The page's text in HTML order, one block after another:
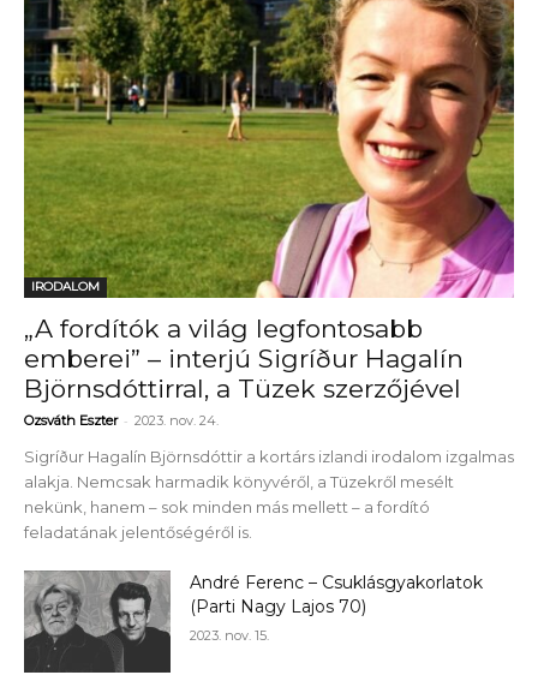
IRODALOM
„A fordítók a világ legfontosabb
emberei” – interjú Sigríður Hagalín
Björnsdóttirral, a Tüzek szerzőjével
Ozsváth Eszter - 2023. nov. 24.
Sigríður Hagalín Björnsdóttir a kortárs izlandi irodalom izgalmas
alakja. Nemcsak harmadik könyvéről, a Tüzekről mesélt
nekünk, hanem – sok minden más mellett – a fordító
feladatának jelentőségéről is.
André Ferenc – Csuklásgyakorlatok
(Parti Nagy Lajos 70)
2023. nov. 15.